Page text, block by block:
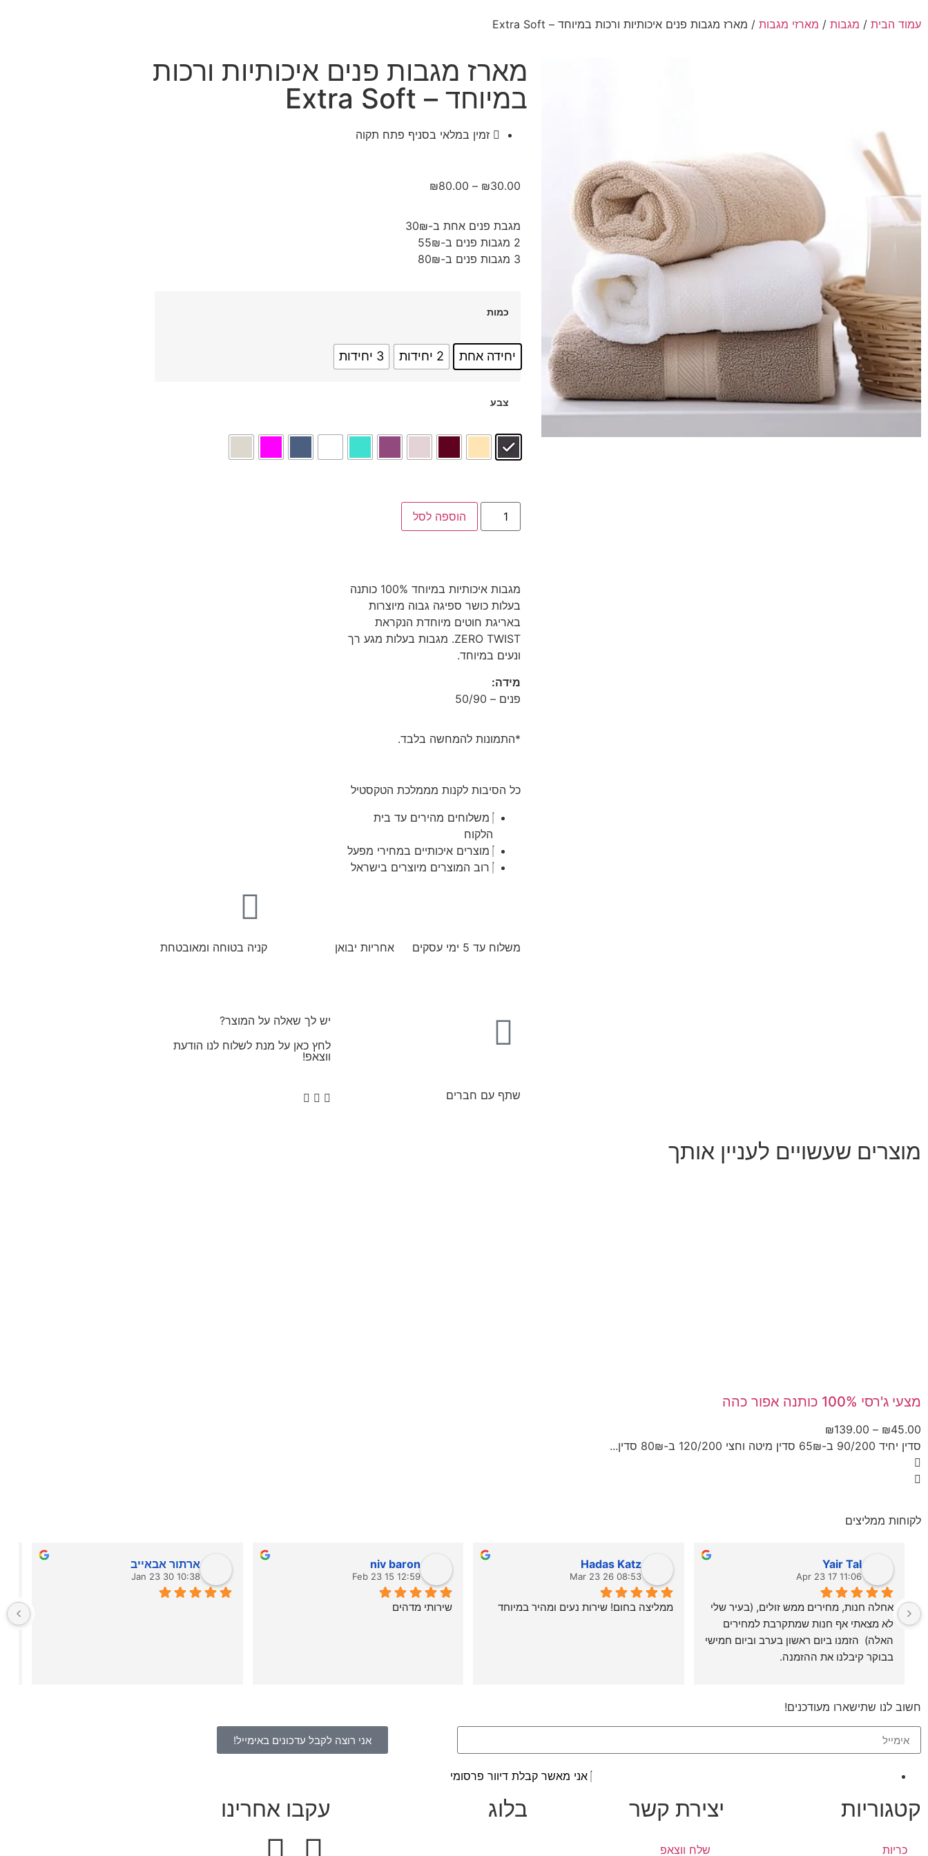
עמוד הבית / מגבות / מארזי מגבות / מארז מגבות פנים איכותיות ורכות במיוחד – Extra Soft
מארז מגבות פנים איכותיות ורכות
במיוחד – Extra Soft
זמין במלאי בסניף פתח תקוה
₪30.00
–
₪80.00
מגבת פנים אחת ב-30₪
2 מגבות פנים ב-55₪
3 מגבות פנים ב-80₪
כמות
יחידה אחת 2 יחידות 3 יחידות
צבע
הוספה לסל
מגבות איכותיות במיוחד 100% כותנה
בעלות כושר ספיגה גבוה מיוצרות
באריגת חוטים מיוחדת הנקראת
ZERO TWIST. מגבות בעלות מגע רך
ונעים במיוחד.
מידה:
פנים – 50/90
*התמונות להמחשה בלבד.
כל הסיבות לקנות מממלכת הטקסטיל
משלוחים מהירים עד בית
הלקוח
מוצרים איכותיים במחירי מפעל
רוב המוצרים מיוצרים בישראל
משלוח עד 5 ימי עסקים אחריות יבואן קניה בטוחה ומאובטחת
יש לך שאלה על המוצר?
לחץ כאן על מנת לשלוח לנו הודעת
ווצאפ!
שתף עם חברים
מוצרים שעשויים לעניין אותך
מצעי ג'רסי 100% כותנה אפור כהה
₪45.00
–
₪139.00
סדין יחיד 90/200 ב-65₪ סדין מיטה וחצי 120/200 ב-80₪ סדין...
לקוחות ממליצים
Yair Tal
11:06 17 Apr 23
בבוקר קיבלנו את ההזמנה.
בחנות.
Hadas Katz
08:53 26 Mar 23
ממליצה בחום! שירות נעים ומהיר במיוחד
niv baron
12:59 15 Feb 23
שירותי מדהים
ארתור אבאייב
10:38 30 Jan 23
חשוב לנו שתישארו מעודכנים!
אני רוצה לקבל עדכונים באימייל!
אני מאשר קבלת דיוור פרסומי
קטגוריות
כריות
יצירת קשר
שלח ווצאפ
בלוג עקבו אחרינו